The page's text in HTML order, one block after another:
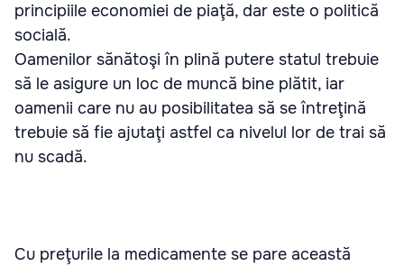
principiile economiei de piaţă, dar este o politică
socială.
Oamenilor sănătoşi în plină putere statul trebuie
să le asigure un loc de muncă bine plătit, iar
oamenii care nu au posibilitatea să se întreţină
trebuie să fie ajutaţi astfel ca nivelul lor de trai să
nu scadă.
Cu preţurile la medicamente se pare această